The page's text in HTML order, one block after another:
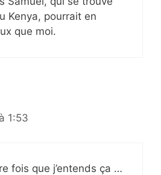
Kenya, pourrait en
que moi.
1:53
fois que j’entends ça …